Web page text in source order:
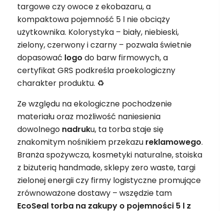
targowe czy owoce z ekobazaru, a
kompaktowa pojemność 5 l nie obciąży
użytkownika. Kolorystyka – biały, niebieski,
zielony, czerwony i czarny – pozwala świetnie
dopasować logo do barw firmowych, a
certyfikat GRS podkreśla proekologiczny
charakter produktu. ♻️
Ze względu na ekologiczne pochodzenie
materiału oraz możliwość naniesienia
dowolnego nadruku, ta torba staje się
znakomitym nośnikiem przekazu reklamowego.
Branża spożywcza, kosmetyki naturalne, stoiska
z biżuterią handmade, sklepy zero waste, targi
zielonej energii czy firmy logistyczne promujące
zrównoważone dostawy – wszędzie tam
EcoSeal torba na zakupy o pojemności 5 l z